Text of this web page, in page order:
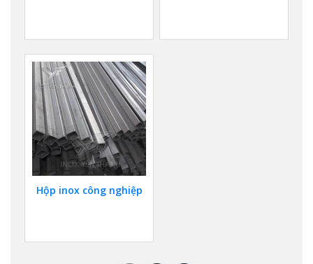
Hộp inox công nghiệp